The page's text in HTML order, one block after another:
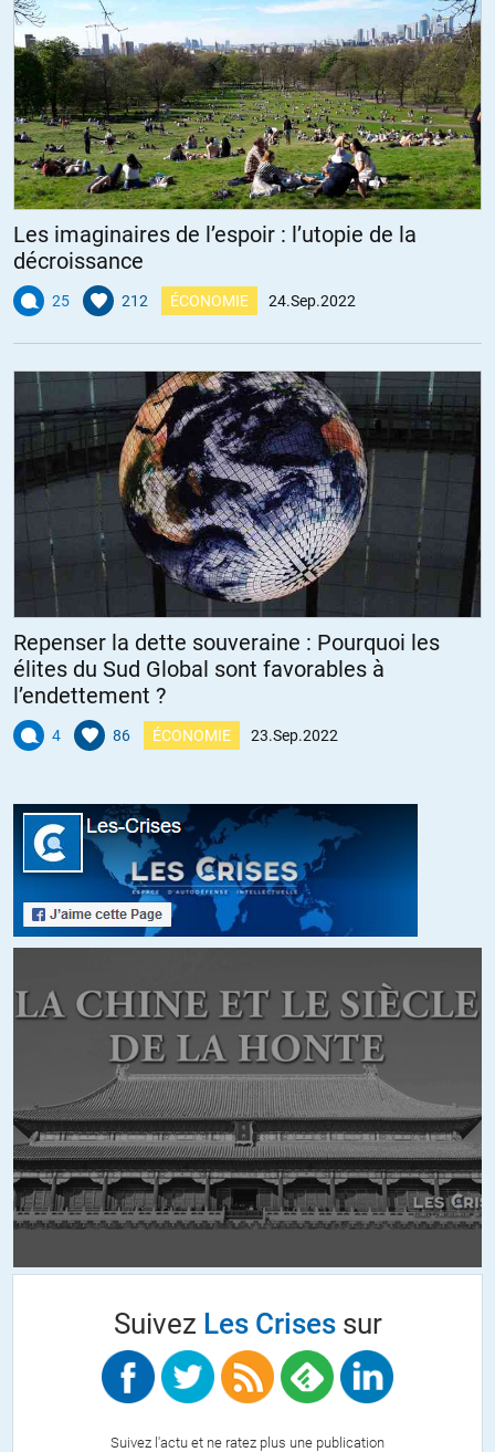
1984 d’Orwell était un roman à l’eau de rose comparé à la dystopie
qui nous a été imposée.
Avec un tel commentaire j’ai la certitude d’être fiché comme
« subversif et très dangereux » ce qui me vaudra le plaisir d’avoir à
figurer dans les fichiers des plus dangereux ennemis de l’état.
+9 ALERTER
Cheribibi// 30.09.2022 à 09h09
a croire que la France n’a eu comme colonie que l’Algérie ! L’Indochine
par exemple, c’est bizarre y pas de tels travaux de « culpabilisation »
de la nation « française » de la part d’ancien indigènes indochinois,
pourquoi ? allez vous dire que la colonisation était plus supportable
pour ces gens ?
ALERTER
Les imaginaires de l’espoir : l’utopie de la
décroissance
25 212 ÉCONOMIE 24.Sep.2022
Repenser la dette souveraine : Pourquoi les
élites du Sud Global sont favorables à
l’endettement ?
4 86 ÉCONOMIE 23.Sep.2022
Suivez Les Crisessur
Suivez l'actu et ne ratez plus une publication